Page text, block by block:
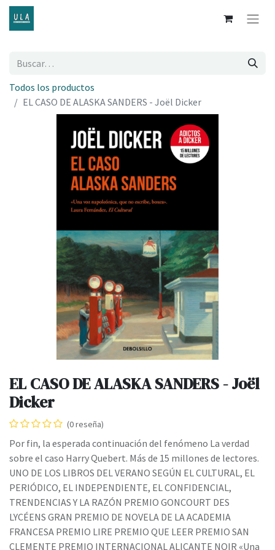
Todos los productos
EL CASO DE ALASKA SANDERS - Joël Dicker
EL CASO DE ALASKA SANDERS - Joël
Dicker
(0 reseña)
Por fin, la esperada continuación del fenómeno La verdad
sobre el caso Harry Quebert. Más de 15 millones de lectores.
UNO DE LOS LIBROS DEL VERANO SEGÚN EL CULTURAL, EL
PERIÓDICO, EL INDEPENDIENTE, EL CONFIDENCIAL,
TRENDENCIAS Y LA RAZÓN PREMIO GONCOURT DES
LYCÉENS GRAN PREMIO DE NOVELA DE LA ACADEMIA
FRANCESA PREMIO LIRE PREMIO QUE LEER PREMIO SAN
CLEMENTE PREMIO INTERNACIONAL ALICANTE NOIR «Una